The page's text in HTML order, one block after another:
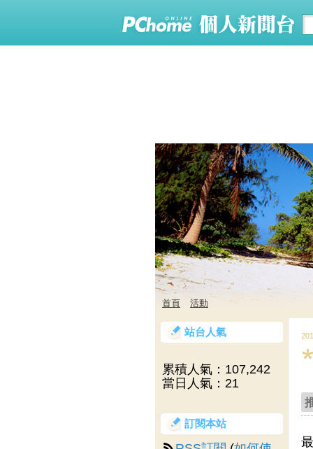
首頁 活動
站台人氣
累積人氣： 107,242
當日人氣： 21
訂閱本站